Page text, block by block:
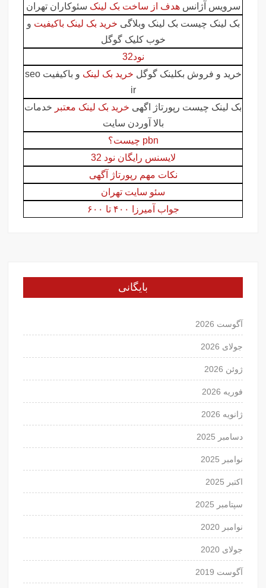
سرویس آژانسهدف از ساخت بک لینک سئوکاران تهران
بک لینک چیست بک لینک وبلاگی خرید بک لینک باکیفیت و
خوب کلیک گوگل
نود32
خرید و فروش بکلینک گوگل خرید بک لینک
و باکیفیت seo
ir
بک لینک چیست رپورتاژ اگهی خرید بک لینک معتبر خدمات
بالا آوردن سایت
pbn چیست؟
لایسنس رایگان نود 32
نکات مهم رپورتاژ آگهی
سئو سایت تهران
جواب آمیرزا ۴۰۰ تا ۶۰۰
بایگانی
آگوست 2026
جولای 2026
ژوئن 2026
فوریه 2026
ژانویه 2026
دسامبر 2025
نوامبر 2025
اکتبر 2025
سپتامبر 2025
نوامبر 2020
جولای 2020
آگوست 2019